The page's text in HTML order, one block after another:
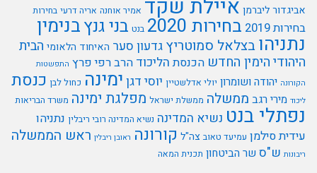
אביגדור ליברמןאיילת שקד אמיר אוחנה אריה דרעי בחירות
בחירות 2019 בחירות 2020 בנט בני גנץבנימין
נתניהו בצלאל סמוטריץגדעון סערהאיחוד הלאומיהבית
היהודיהימין החדש הכנסתהליכודהרב רפי פרץ התפשטות
הקורונה יהודה ושומרון יולי אדלשטיין יוסי דגןימינה כחול לבן כנסת
ליכוד מירי רגבממשלה ממשלת ישראל מפלגת ימינה משרד הבריאות
נפתלי בנט נשיא המדינה נשיא המדינה רובי ריבלין נתניהו
עידית סילמן עמיעד טאוב צה"לקורונה ראובן ריבלין ראש הממשלה
ריבונות ש"סשר הביטחון תכנית המאה